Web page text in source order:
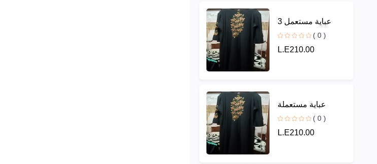
عباية مستعمل 3
( 0 )
L.E210.00
عباية مستعملة
( 0 )
L.E210.00